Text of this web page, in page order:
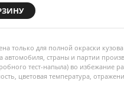
только для полной окраски
автомобиля, страны и партии
тест-напыла) во избежание
цветовая температура,